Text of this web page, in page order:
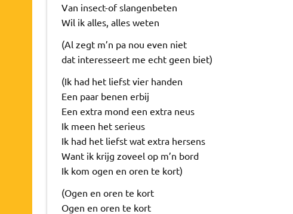
Van insect-of slangenbeten
Wil ik alles, alles weten
(Al zegt m’n pa nou even niet
dat interesseert me echt geen biet)
(Ik had het liefst vier handen
Een paar benen erbij
Een extra mond een extra neus
Ik meen het serieus
Ik had het liefst wat extra hersens
Want ik krijg zoveel op m’n bord
Ik kom ogen en oren te kort)
(Ogen en oren te kort
Ogen en oren te kort